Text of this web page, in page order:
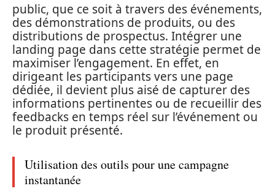
public, que ce soit à travers des événements,
des démonstrations de produits, ou des
distributions de prospectus. Intégrer une
landing page dans cette stratégie permet de
maximiser l’engagement. En effet, en
dirigeant les participants vers une page
dédiée, il devient plus aisé de capturer des
informations pertinentes ou de recueillir des
feedbacks en temps réel sur l’événement ou
le produit présenté.
Utilisation des outils pour une campagne
instantanée